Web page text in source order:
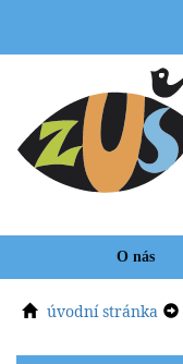
O nás
úvodní stránka